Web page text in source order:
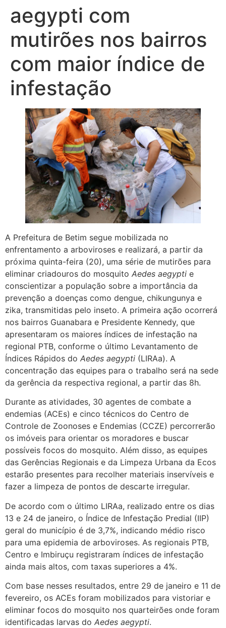
aegypti com
mutirões nos bairros
com maior índice de
infestação
A Prefeitura de Betim segue mobilizada no
enfrentamento a arboviroses e realizará, a partir da
próxima quinta-feira (20), uma série de mutirões para
eliminar criadouros do mosquito Aedes aegypti e
conscientizar a população sobre a importância da
prevenção a doenças como dengue, chikungunya e
zika, transmitidas pelo inseto. A primeira ação ocorrerá
nos bairros Guanabara e Presidente Kennedy, que
apresentaram os maiores índices de infestação na
regional PTB, conforme o último Levantamento de
Índices Rápidos do Aedes aegypti (LIRAa). A
concentração das equipes para o trabalho será na sede
da gerência da respectiva regional, a partir das 8h.
Durante as atividades, 30 agentes de combate a
endemias (ACEs) e cinco técnicos do Centro de
Controle de Zoonoses e Endemias (CCZE) percorrerão
os imóveis para orientar os moradores e buscar
possíveis focos do mosquito. Além disso, as equipes
das Gerências Regionais e da Limpeza Urbana da Ecos
estarão presentes para recolher materiais inservíveis e
fazer a limpeza de pontos de descarte irregular.
De acordo com o último LIRAa, realizado entre os dias
13 e 24 de janeiro, o Índice de Infestação Predial (IIP)
geral do município é de 3,7%, indicando médio risco
para uma epidemia de arboviroses. As regionais PTB,
Centro e Imbiruçu registraram índices de infestação
ainda mais altos, com taxas superiores a 4%.
Com base nesses resultados, entre 29 de janeiro e 11 de
fevereiro, os ACEs foram mobilizados para vistoriar e
eliminar focos do mosquito nos quarteirões onde foram
identificadas larvas do Aedes aegypti.